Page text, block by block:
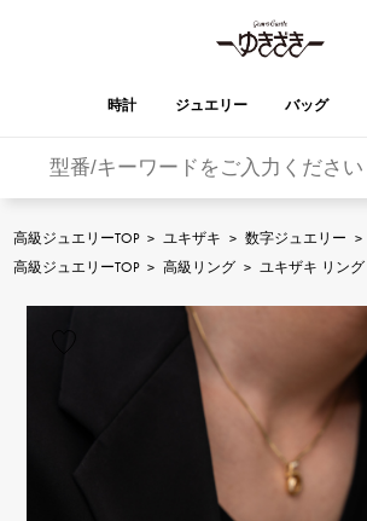
時計 ジュエリー バッグ
OMEGA
A.LANGE & SOHNE
ランゲ＆ゾーネ ブ
PATEK PHILIPPE
パテック・フィリップ
IWC
IWC
FRANCK MULLER
フランク・ミュラー リ
YUKIZAKI
ジュエリー
REGALIA
ダ
ノン
NOMBRE putite
eclat
エク
バーキン オ
ケリー ピコ
ガーデンパーティー エ
チャ
エルメスバッグ
高級ジュエリーTOP > ユキザキ > 数字ジュエリー >
高級ジュエリーTOP > 高級リング > ユキザキ リング